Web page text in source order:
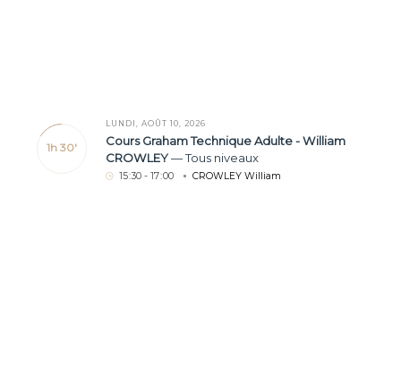
1h 30'
LUNDI, AOÛT 10, 2026
Cours Graham Technique Adulte - William
CROWLEY—Tous niveaux
15:30 - 17:00 CROWLEY William